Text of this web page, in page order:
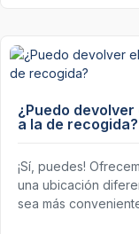
¿Puedo
a la de recogida?
¡Sí, puedes!
una ubicación
sea más